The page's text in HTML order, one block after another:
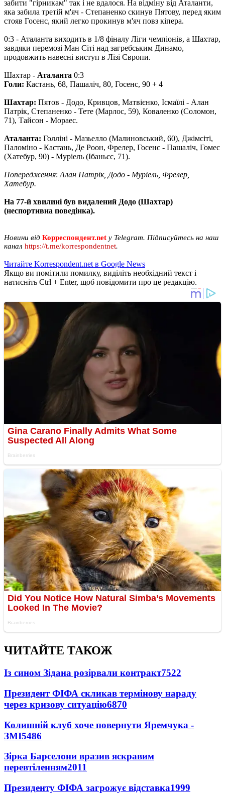
забити "гірникам" так і не вдалося. На відміну від Аталанти,
яка забила третій м'яч - Степаненко скинув Пятову, перед яким
стояв Госенс, який легко прокинув м'яч повз кіпера.
0:3 - Аталанта виходить в 1/8 фіналу Ліги чемпіонів, а Шахтар,
завдяки перемозі Ман Сіті над загребським Динамо,
продовжить навесні виступ в Лізі Європи.
Шахтар - Аталанта 0:3
Голи: Кастань, 68, Пашаліч, 80, Госенс, 90 + 4
Шахтар: Пятов - Додо, Кривцов, Матвієнко, Ісмаїлі - Алан
Патрік, Степаненко - Тете (Марлос, 59), Коваленко (Соломон,
71), Тайсон - Мораес.
Аталанта: Голліні - Мазьелло (Малиновський, 60), Джімсіті,
Паломіно - Кастань, Де Роон, Фрелер, Госенс ​​- Пашаліч, Гомес
(Хатебур, 90) - Муріель (Ібаньєс, 71).
Попередження: Алан Патрік, Додо - Муріель, Фрелер,
Хатебур.
На 77-й хвилині був видалений Додо (Шахтар)
(неспортивна поведінка).
Новини від Корреспондент.net у Telegram. Підписуйтесь на наш
канал https://t.me/korrespondentnet.
Читайте Korrespondent.net в Google News
Якщо ви помітили помилку, виділіть необхідний текст і
натисніть Ctrl + Enter, щоб повідомити про це редакцію.
ЧИТАЙТЕ ТАКОЖ
Із сином Зідана розірвали контракт7522
Президент ФІФА скликав термінову нараду
через кризову ситуацію6870
Колишній клуб хоче повернути Яремчука -
ЗМІ5486
Зірка Барселони вразив яскравим
перевтіленням2011
Президенту ФІФА загрожує відставка1999